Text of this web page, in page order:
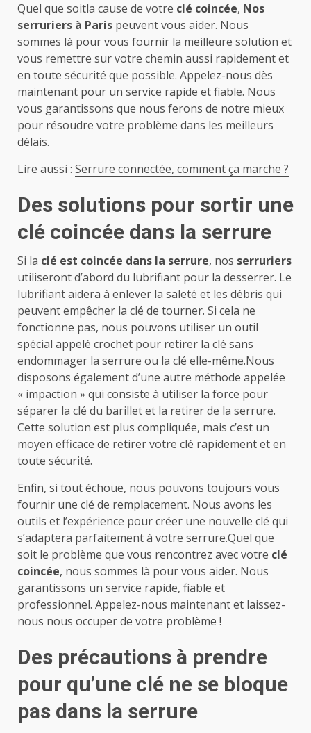
Quel que soitla cause de votre clé coincée, Nos
serruriers à Paris peuvent vous aider. Nous
sommes là pour vous fournir la meilleure solution et
vous remettre sur votre chemin aussi rapidement et
en toute sécurité que possible. Appelez-nous dès
maintenant pour un service rapide et fiable. Nous
vous garantissons que nous ferons de notre mieux
pour résoudre votre problème dans les meilleurs
délais.
Lire aussi : Serrure connectée, comment ça marche ?
Des solutions pour sortir une
clé coincée dans la serrure
Si la clé est coincée dans la serrure, nos serruriers
utiliseront d’abord du lubrifiant pour la desserrer. Le
lubrifiant aidera à enlever la saleté et les débris qui
peuvent empêcher la clé de tourner. Si cela ne
fonctionne pas, nous pouvons utiliser un outil
spécial appelé crochet pour retirer la clé sans
endommager la serrure ou la clé elle-même.Nous
disposons également d’une autre méthode appelée
« impaction » qui consiste à utiliser la force pour
séparer la clé du barillet et la retirer de la serrure.
Cette solution est plus compliquée, mais c’est un
moyen efficace de retirer votre clé rapidement et en
toute sécurité.
Enfin, si tout échoue, nous pouvons toujours vous
fournir une clé de remplacement. Nous avons les
outils et l’expérience pour créer une nouvelle clé qui
s’adaptera parfaitement à votre serrure.Quel que
soit le problème que vous rencontrez avec votre clé
coincée, nous sommes là pour vous aider. Nous
garantissons un service rapide, fiable et
professionnel. Appelez-nous maintenant et laissez-
nous nous occuper de votre problème !
Des précautions à prendre
pour qu’une clé ne se bloque
pas dans la serrure